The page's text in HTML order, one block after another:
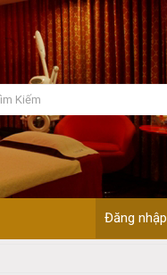
Đăng nhập